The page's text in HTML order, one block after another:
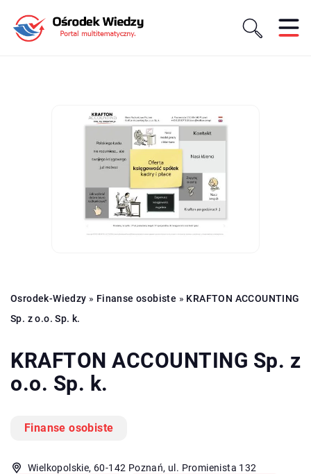
Osrodek-Wiedzy » Finanse osobiste » KRAFTON ACCOUNTING
Sp. z o.o. Sp. k.
KRAFTON ACCOUNTING Sp. z
o.o. Sp. k.
Finanse osobiste
Wielkopolskie, 60-142 Poznań, ul. Promienista 132